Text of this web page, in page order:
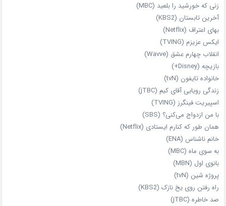
زنی که خورشید را بلعید (MBC)
آخرین تابستان (KBS2)
بهای اعتراف (Netflix)
ایکس عزیزم (TVING)
انقلاب چهارم عشق (Wavve)
بازیچه (Disney+)
خانواده تایفون (tvN)
زندگی رویایی آقای کیم (jTBC)
اسپیریت فینگرز (TVING)
با من ازدواج می‌کنی؟ (SBS)
همان‌ طور که کنارم ایستادی (Netflix)
خانم ناشناس (ENA)
به سوی ماه (MBC)
بانوی اول (MBN)
پروژه شین (tvN)
راه رفتن روی یخ نازک (KBS2)
صد خاطره (jTBC)